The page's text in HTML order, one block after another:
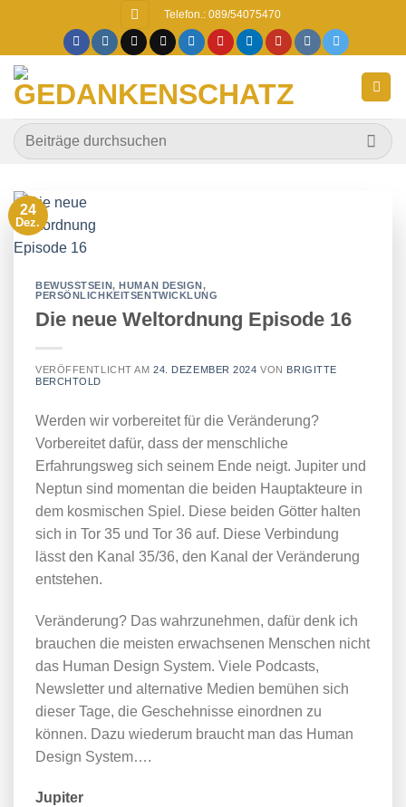
springen
Telefon.: 089/54075470
24
Dez.
BEWUSSTSEIN, HUMAN DESIGN,
PERSÖNLICHKEITSENTWICKLUNG
Die neue Weltordnung Episode 16
VERÖFFENTLICHT AM24. DEZEMBER 2024 VON BRIGITTE
BERCHTOLD
Werden wir vorbereitet für die Veränderung?
Vorbereitet dafür, dass der menschliche
Erfahrungsweg sich seinem Ende neigt. Jupiter und
Neptun sind momentan die beiden Hauptakteure in
dem kosmischen Spiel. Diese beiden Götter halten
sich in Tor 35 und Tor 36 auf. Diese Verbindung
lässt den Kanal 35/36, den Kanal der Veränderung
entstehen.
Veränderung? Das wahrzunehmen, dafür denk ich
brauchen die meisten erwachsenen Menschen nicht
das Human Design System. Viele Podcasts,
Newsletter und alternative Medien bemühen sich
dieser Tage, die Geschehnisse einordnen zu
können. Dazu wiederum braucht man das Human
Design System….
Jupiter